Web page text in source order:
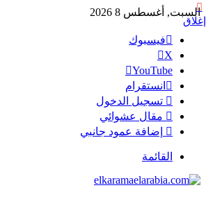
السبت, أغسطس 8 2026
فيسبوك
‫X
‫YouTube
انستقرام
تسجيل الدخول
مقال عشوائي
إضافة عمود جانبي
القائمة
إغلاق